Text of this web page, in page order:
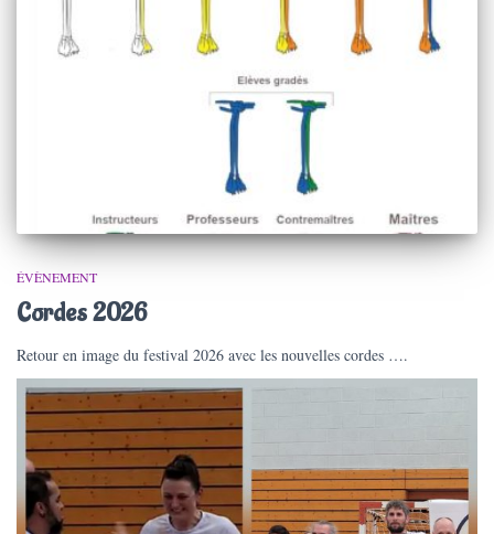
ÉVÈNEMENT
Cordes 2026
Retour en image du festival 2026 avec les nouvelles cordes ….